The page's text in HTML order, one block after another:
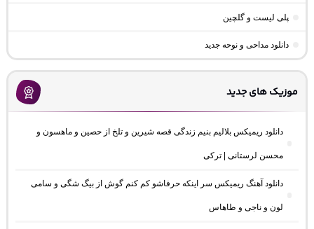
پلی لیست و گلچین
دانلود مداحی و نوحه جدید
موزیک های جدید
دانلود ریمیکس بلالیم بنیم زندگی قصه شیرین و تلخ از حصین و ماهسون و
محسن لرستانی | ترکی
دانلود آهنگ ریمیکس سر اینکه حرفاشو کم کنم گوش از بیگ شگی و سامی
لون و ناجی و طاهاس